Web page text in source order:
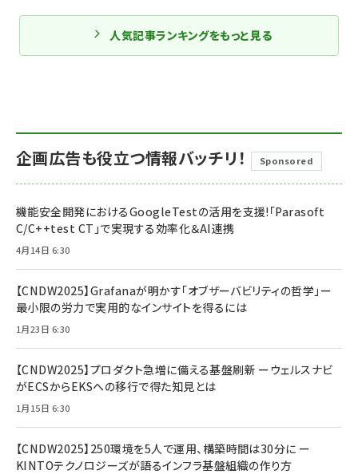
人気記事ランキングをもっと見る
企画広告も役立つ情報バッチリ！ Sponsored
機能安全開発におけるGoogleTestの活用を支援!「Parasoft
C/C++test CT」で実現する効率化＆AI連携
4月14日 6:30
【CNDW2025】Grafanaが明かす「オブザーバビリティの哲学」ー
最小限の労力で実用的なインサイトを得るには
1月23日 6:30
【CNDW2025】プロダクト急増に備える基盤刷新 ーウェルスナビ
がECSからEKSへの移行で得た知見とは
1月15日 6:30
【CNDW2025】250環境を5人で運用、構築時間は30分に ー
KINTOテクノロジーズが語るインフラ基盤組織の作り方